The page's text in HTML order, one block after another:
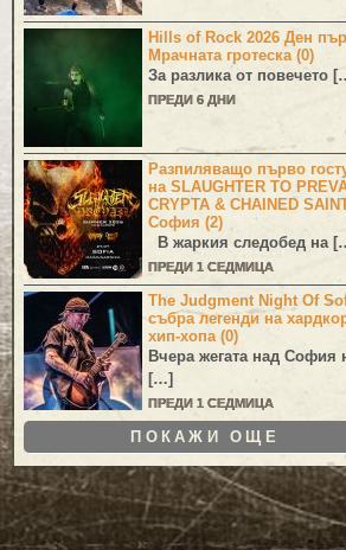
Hills of Rock 2026 Ден
Мрачната гротеска (0)
За разлика от повечето
ПРЕДИ 6 ДНИ
Разпиляващо първо
на SLAUGHTER TO
CRYPTA & CHAINED
София (2)
В жаркия следобед на
ПРЕДИ 1 СЕДМИЦА
The Judgment Night Of
събра легенди на
хип-хопа (0)
Вчера жегата над София
[…]
ПРЕДИ 1 СЕДМИЦА
ПОКАЖИ ОЩЕ